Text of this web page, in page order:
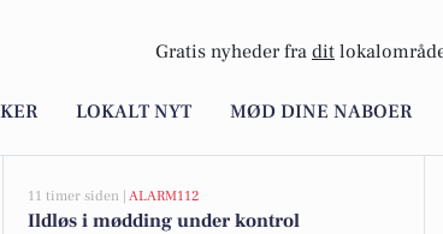
Gratis nyheder fra dit
LOKALT NYT MØD DINE NABOER
11 timer siden | ALARM112
Ildløs i mødding under kontrol